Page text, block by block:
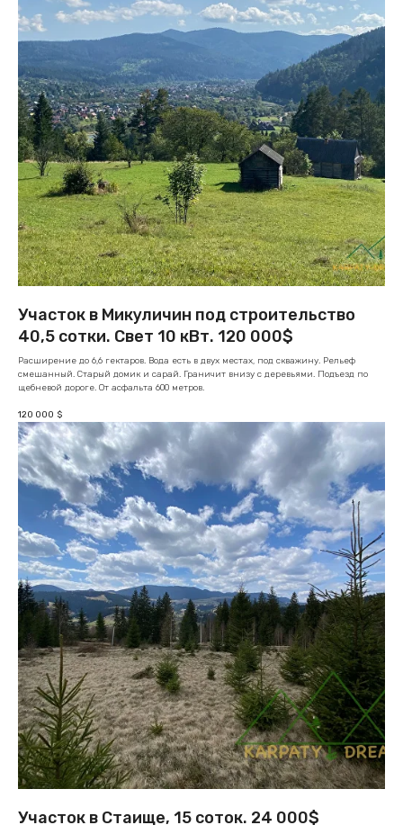
Участок в Микуличин под строительство
40,5 сотки. Свет 10 кВт. 120 000$
Расширение до 6,6 гектаров. Вода есть в двух местах, под скважину. Рельеф
смешанный. Старый домик и сарай. Граничит внизу с деревьями. Подъезд по
щебневой дороге. От асфальта 600 метров.
120 000 $
Участок в Стаище, 15 соток. 24 000$